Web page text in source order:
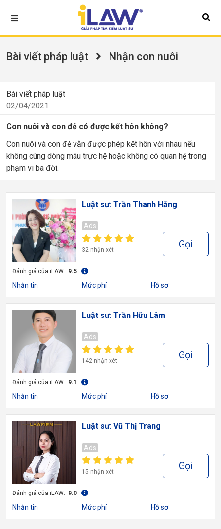
Bài viết pháp luật Nhận con nuôi
Bài viết pháp luật
02/04/2021
Con nuôi và con đẻ có được kết hôn không?
Con nuôi và con đẻ vẫn được phép kết hôn với nhau nếu
không cùng dòng máu trực hệ hoặc không có quan hệ trong
phạm vi ba đời.
Luật sư: Trần Thanh Hằng
Ads
32 nhận xét Gọi
Đánh giá của iLAW: 9.5
Nhắn tin Mức phí Hồ sơ
Luật sư: Trần Hữu Lâm
Ads
142 nhận xét Gọi
Đánh giá của iLAW: 9.1
Nhắn tin Mức phí Hồ sơ
Luật sư: Vũ Thị Trang
Ads
15 nhận xét Gọi
Đánh giá của iLAW: 9.0
Nhắn tin Mức phí Hồ sơ